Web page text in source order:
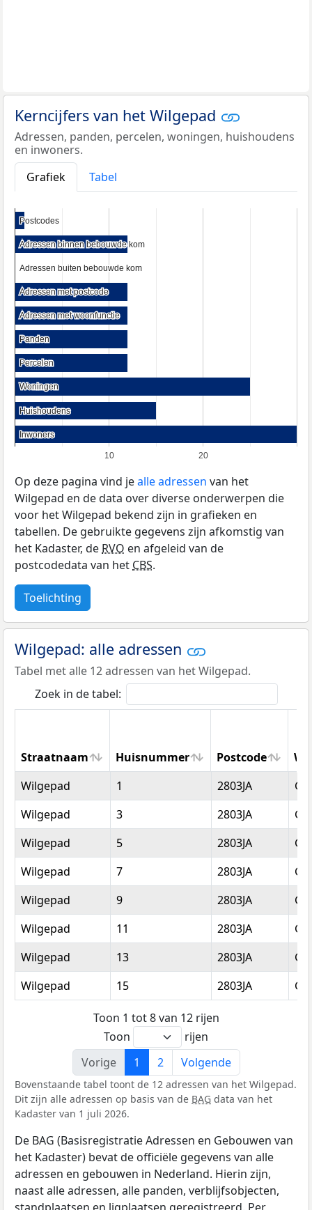
Kerncijfers van het Wilgepad
Adressen, panden, percelen, woningen, huishoudens
en inwoners.
Grafiek
Tabel
10 20
Postcodes
Postcodes
Adressen binnen bebouwde kom
Adressen binnen bebouwde kom
Adressen buiten bebouwde kom
Adressen buiten bebouwde kom
Adressen met postcode
Adressen met postcode
Adressen met woonfunctie
Adressen met woonfunctie
Panden
Panden
Percelen
Percelen
Woningen
Woningen
Huishoudens
Huishoudens
Inwoners
Inwoners
Op deze pagina vind jealle adressen van het
Wilgepad en de data over diverse onderwerpen die
voor het Wilgepad bekend zijn in grafieken en
tabellen. De gebruikte gegevens zijn afkomstig van
het Kadaster, deRVO en afgeleid van de
postcodedata van hetCBS.
Toelichting
Wilgepad: alle adressen
Tabel met alle 12 adressen van het Wilgepad.
Zoek in de tabel:
Straatnaam Huisnummer Postcode
Straatnaam
Huisnummer Postcode
Wilgepad 1 2803JA
Wilgepad
3 2803JA
Wilgepad
5 2803JA
Wilgepad
7 2803JA
Wilgepad
9 2803JA
Wilgepad
11 2803JA
Wilgepad
13 2803JA
Wilgepad
15 2803JA
Toon 1 tot 8 van 12 rijen
Toon
rijen
Vorige
1 2 Volgende
Bovenstaande tabel toont de 12 adressen van het Wilgepad.
Dit zijn alle adressen op basis van de BAG data van het
Kadaster van 1 juli 2026.
De BAG (Basisregistratie Adressen en Gebouwen van
het Kadaster) bevat de officiële gegevens van alle
adressen en gebouwen in Nederland. Hierin zijn,
naast alle adressen, alle panden, verblijfsobjecten,